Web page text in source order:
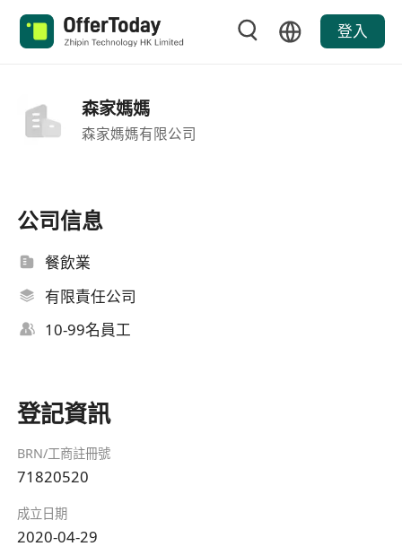
登入
森家媽媽
森家媽媽有限公司
公司信息
餐飲業
有限責任公司
10-99名員工
登記資訊
BRN/工商註冊號
71820520
成立日期
2020-04-29